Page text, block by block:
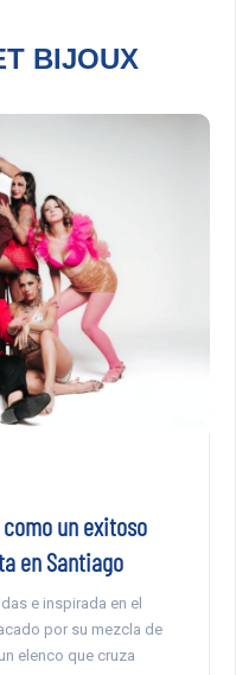
BIJOUX
un exitoso
en Santiago
e inspirada en el
por su mezcla de
elenco que cruza